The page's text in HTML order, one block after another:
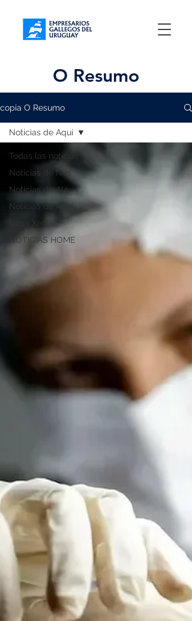
O Resumo
copia O Resumo
Todas las noticias
Noticias de Nos
Noticias de Alá
Noticias de Aquí
Nosa Xente
NOTICIAS HOME
Noticias de Aquí